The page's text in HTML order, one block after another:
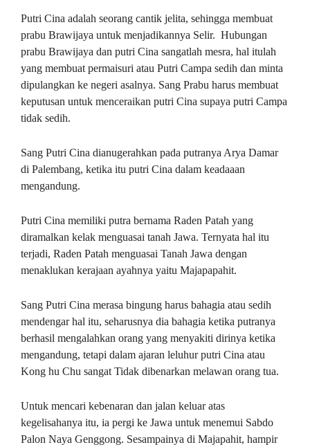
Putri Cina adalah seorang cantik jelita, sehingga membuat
prabu Brawijaya untuk menjadikannya Selir. Hubungan
prabu Brawijaya dan putri Cina sangatlah mesra, hal itulah
yang membuat permaisuri atau Putri Campa sedih dan minta
dipulangkan ke negeri asalnya. Sang Prabu harus membuat
keputusan untuk menceraikan putri Cina supaya putri Campa
tidak sedih.
Sang Putri Cina dianugerahkan pada putranya Arya Damar
di Palembang, ketika itu putri Cina dalam keadaaan
mengandung.
Putri Cina memiliki putra bernama Raden Patah yang
diramalkan kelak menguasai tanah Jawa. Ternyata hal itu
terjadi, Raden Patah menguasai Tanah Jawa dengan
menaklukan kerajaan ayahnya yaitu Majapapahit.
Sang Putri Cina merasa bingung harus bahagia atau sedih
mendengar hal itu, seharusnya dia bahagia ketika putranya
berhasil mengalahkan orang yang menyakiti dirinya ketika
mengandung, tetapi dalam ajaran leluhur putri Cina atau
Kong hu Chu sangat Tidak dibenarkan melawan orang tua.
Untuk mencari kebenaran dan jalan keluar atas
kegelisahanya itu, ia pergi ke Jawa untuk menemui Sabdo
Palon Naya Genggong. Sesampainya di Majapahit, hampir